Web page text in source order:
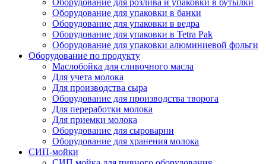
Оборудование для упаковки в банки
Оборудование для упаковки в ведра
Оборудование для упаковки в Tetra Pak
Оборудование для упаковки алюминиевой фольги
Оборудование по продукту
Маслобойка для сливочного масла
Для учета молока
Для производства сыра
Оборудование для производства творога
Для переработки молока
Для приемки молока
Оборудование для сыроварни
Оборудование для хранения молока
СИП-мойки